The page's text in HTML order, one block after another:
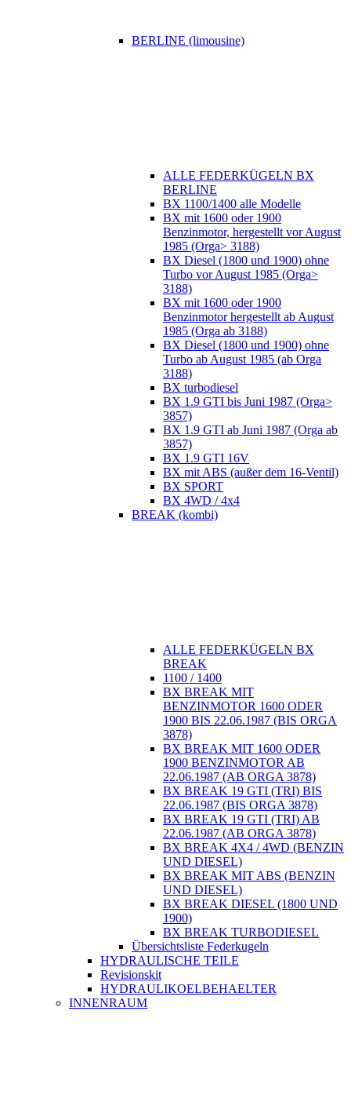
BERLINE (limousine)
ALLE FEDERKÜGELN BX
BERLINE
BX 1100/1400 alle Modelle
BX mit 1600 oder 1900
Benzinmotor, hergestellt vor August
1985 (Orga> 3188)
BX Diesel (1800 und 1900) ohne
Turbo vor August 1985 (Orga>
3188)
BX mit 1600 oder 1900
Benzinmotor hergestellt ab August
1985 (Orga ab 3188)
BX Diesel (1800 und 1900) ohne
Turbo ab August 1985 (ab Orga
3188)
BX turbodiesel
BX 1.9 GTI bis Juni 1987 (Orga>
3857)
BX 1.9 GTI ab Juni 1987 (Orga ab
3857)
BX 1.9 GTI 16V
BX mit ABS (außer dem 16-Ventil)
BX SPORT
BX 4WD / 4x4
BREAK (kombi)
ALLE FEDERKÜGELN BX
BREAK
1100 / 1400
BX BREAK MIT
BENZINMOTOR 1600 ODER
1900 BIS 22.06.1987 (BIS ORGA
3878)
BX BREAK MIT 1600 ODER
1900 BENZINMOTOR AB
22.06.1987 (AB ORGA 3878)
BX BREAK 19 GTI (TRI) BIS
22.06.1987 (BIS ORGA 3878)
BX BREAK 19 GTI (TRI) AB
22.06.1987 (AB ORGA 3878)
BX BREAK 4X4 / 4WD (BENZIN
UND DIESEL)
BX BREAK MIT ABS (BENZIN
UND DIESEL)
BX BREAK DIESEL (1800 UND
1900)
BX BREAK TURBODIESEL
Übersichtsliste Federkugeln
HYDRAULISCHE TEILE
Revisionskit
HYDRAULIKOELBEHAELTER
INNENRAUM